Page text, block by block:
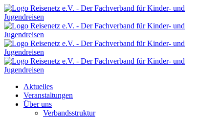
Aktuelles
Veranstaltungen
Über uns
Verbandsstruktur